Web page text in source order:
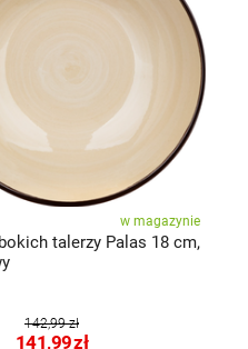
w magazynie
talerzy Palas 18 cm,
142,99 zł
141,99zł